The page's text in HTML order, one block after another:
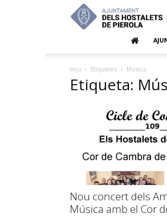
Inici Etiquetes Música
Etiqueta:
Nou concert dels
Música amb el Cor